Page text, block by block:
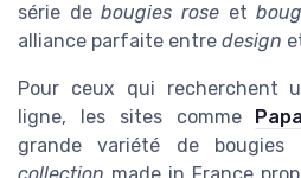
série debougies roseet
alliance parfaite entre design
Pour ceux qui recherchent
ligne, les sites comme
grande variété de bougies